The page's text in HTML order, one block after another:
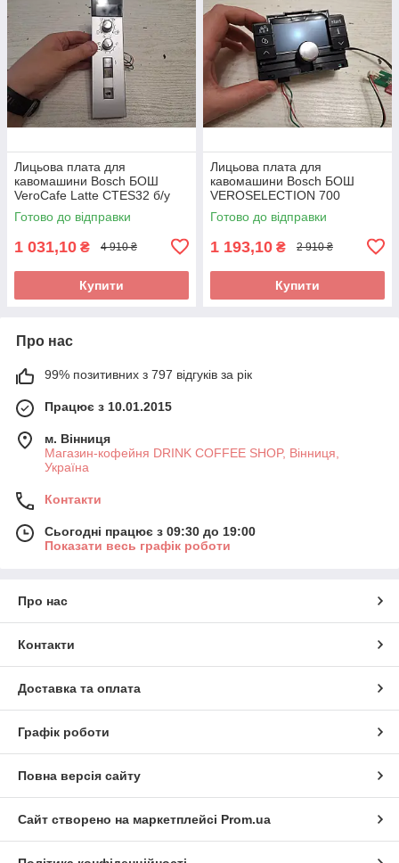
Лицьова плата для
кавомашини Bosch БОШ
VeroCafe Latte CTES32 б/у
9000861165 454058431 EVA
TK4 DY Bosch
Готово до відправки
1 031,10 ₴ 4 910 ₴
Купити
Лицьова плата для
кавомашини Bosch БОШ
VEROSELECTION 700
TES80751DE/08 б/у
9000927000
Готово до відправки
1 193,10 ₴ 2 910 ₴
Купити
Про нас
99% позитивних з 797 відгуків за рік
Працює з 10.01.2015
м. Вінниця
Магазин-кофейня DRINK COFFEE SHOP, Вінниця,
Україна
Контакти
Сьогодні працює з 09:30 до 19:00
Показати весь графік роботи
Про нас
Контакти
Доставка та оплата
Графік роботи
Повна версія сайту
Сайт створено на маркетплейсі Prom.ua